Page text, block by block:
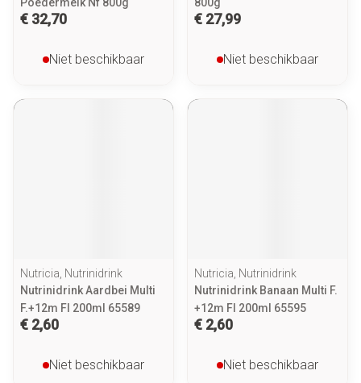
€ 32,70
Niet beschikbaar
€ 27,99
Niet beschikbaar
Nutricia, Nutrinidrink
Nutrinidrink Aardbei Multi
F.+12m Fl 200ml 65589
€ 2,60
Niet beschikbaar
Nutricia, Nutrinidrink
Nutrinidrink Banaan Multi F.
+12m Fl 200ml 65595
€ 2,60
Niet beschikbaar